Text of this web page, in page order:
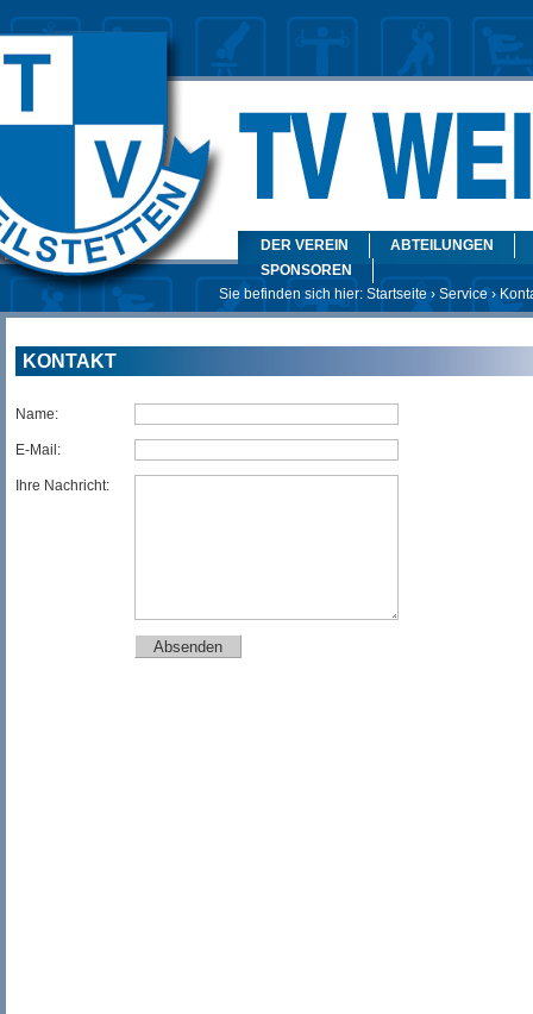
DER VEREIN
ABTEILUNGEN
SPONSOREN
Sie befinden sich hier: Startseite› Service›
KONTAKT
Name:
E-Mail:
Ihre Nachricht: